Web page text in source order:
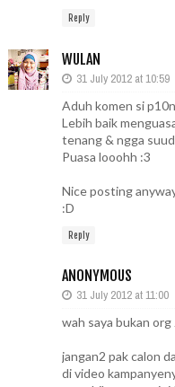
Reply
WULAN
31 July 2012 at 10:59
Aduh komen si
Lebih baik
tenang & ngga
Puasa looohh :3
Nice posting
:D
Reply
ANONYMOUS
31 July 2012 at 11:00
wah saya bukan
jangan2 pak calon
di video